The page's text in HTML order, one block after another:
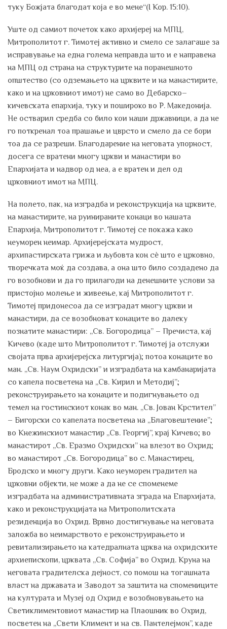
туку Божјата благодат која е во мене“(I Кор. 15:10).
Уште од самиот почеток како архијереј на МПЦ,
Митрополитот г. Тимотеј активно и смело се залагаше за
исправување на една голема неправда што и е направена
на МПЦ од страна на структурите на поранешното
општество (со одземањето на црквите и на манастирите,
како и на црковниот имот) не само во Дебарско–
кичевската епархија, туку и пошироко во Р. Македонија.
Не остварил средба со било кои наши државници, а да не
го поткренал тоа прашање и цврсто и смело да се бори
тоа да се разреши. Благодарение на неговата упорност,
досега се вратени многу цркви и манастири во
Епархијата и надвор од неа, а е вратен и дел од
црковниот имот на МПЦ.
На полето, пак, на изградба и реконструкција на црквите,
на манастирите, на руинираните конаци во нашата
Епархија, Митрополитот г. Тимотеј се покажа како
неуморен неимар. Архијерејската мудрост,
архипастирската грижа и љубовта кон сè што е црковно,
творечката моќ да создава, а она што било создадено да
го возобнови и да го прилагоди на денешните услови за
пристојно молење и живеење, кај Митрополитот г.
Тимотеј придонесоа да се изградат многу цркви и
манастири, да се возобноват конаците во далеку
познатите манастири: „Св. Богородица” – Пречиста, кај
Кичево (каде што Митрополитот г. Тимотеј ја отслужи
својата прва архијерејска литургија); потоа конаците во
ман. „Св. Наум Охридски” и изградбата на камбанаријата
со капела посветена на „Св. Кирил и Методиј”;
реконструирањето на конаците и подигнувањето од
темел на гостинскиот конак во ман. „Св. Јован Крстител”
– Бигорски со капелата посветена на „Благовештение”;
во Кнежинскиот манастир „Св. Георгиј”, крај Кичево; во
манастирот „Св. Еразмо Охридски” на влезот во Охрид;
во манастирот „Св. Богородица” во с. Манастирец,
Бродско и многу други. Како неуморен градител на
црковни објекти, не може а да не се споменеме
изградбата на административната зграда на Епархијата,
како и реконструкцијата на Митрополитската
резиденција во Охрид. Врвно достигнување на неговата
заложба во неимарството е реконструирањето и
ревитализирањето на катедралната црква на охридските
архиепископи, црквата „Св. Софија” во Охрид. Круна на
неговата градителска дејност, со помош на тогашната
власт на државата и Заводот за заштита на спомениците
на културата и Музеј од Охрид е возобновувањето на
Светиклиментовиот манастир на Плаошник во Охрид,
посветен на „Свети Климент и на св. Пантелејмон”, каде